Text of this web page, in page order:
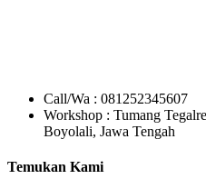
Call/Wa : 081252345607
Workshop : Tumang
Boyolali, Jawa Tengah
Temukan Kami